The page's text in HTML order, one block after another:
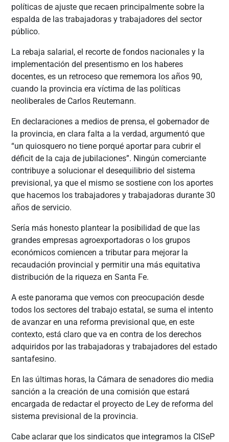
políticas de ajuste que recaen principalmente sobre la
espalda de las trabajadoras y trabajadores del sector
público.
La rebaja salarial, el recorte de fondos nacionales y la
implementación del presentismo en los haberes
docentes, es un retroceso que rememora los años 90,
cuando la provincia era víctima de las políticas
neoliberales de Carlos Reutemann.
En declaraciones a medios de prensa, el gobernador de
la provincia, en clara falta a la verdad, argumentó que
“un quiosquero no tiene porqué aportar para cubrir el
déficit de la caja de jubilaciones”. Ningún comerciante
contribuye a solucionar el desequilibrio del sistema
previsional, ya que el mismo se sostiene con los aportes
que hacemos los trabajadores y trabajadoras durante 30
años de servicio.
Sería más honesto plantear la posibilidad de que las
grandes empresas agroexportadoras o los grupos
económicos comiencen a tributar para mejorar la
recaudación provincial y permitir una más equitativa
distribución de la riqueza en Santa Fe.
A este panorama que vemos con preocupación desde
todos los sectores del trabajo estatal, se suma el intento
de avanzar en una reforma previsional que, en este
contexto, está claro que va en contra de los derechos
adquiridos por las trabajadoras y trabajadores del estado
santafesino.
En las últimas horas, la Cámara de senadores dio media
sanción a la creación de una comisión que estará
encargada de redactar el proyecto de Ley de reforma del
sistema previsional de la provincia.
Cabe aclarar que los sindicatos que integramos la CISeP